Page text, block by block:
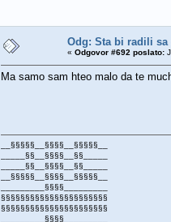
Odg: Sta bi radili
« Odgovor #692 poslato:
Ma samo sam hteo malo da te
__§§§§§__§§§§__§§§§§__
_____§§__§§§§__§§_____
_____§§__§§§§__§§_____
__§§§§§__§§§§__§§§§§__
_________§§§§_________
§§§§§§§§§§§§§§§§§§§§§§
§§§§§§§§§§§§§§§§§§§§§§
_________§§§§_________